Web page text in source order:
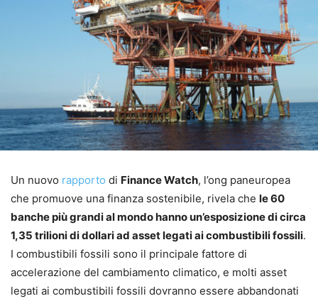
Un nuovo rapporto di Finance Watch, l’ong paneuropea
che promuove una finanza sostenibile, rivela che le 60
banche più grandi al mondo hanno un’esposizione di circa
1,35 trilioni di dollari ad asset legati ai combustibili fossili.
I combustibili fossili sono il principale fattore di
accelerazione del cambiamento climatico, e molti asset
legati ai combustibili fossili dovranno essere abbandonati